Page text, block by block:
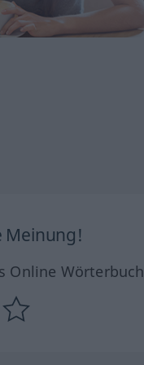
Meinung!
Online